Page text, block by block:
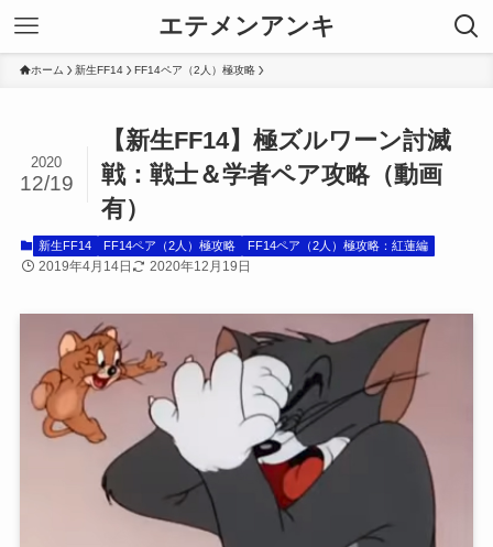
エテメンアンキ
ホーム 新生FF14 FF14ペア（2人）極攻略
【新生FF14】極ズルワーン討滅
戦：戦士＆学者ペア攻略（動画
有）
2020
12/19
新生FF14 FF14ペア（2人）極攻略 FF14ペア（2人）極攻略：紅蓮編
2019年4月14日 2020年12月19日